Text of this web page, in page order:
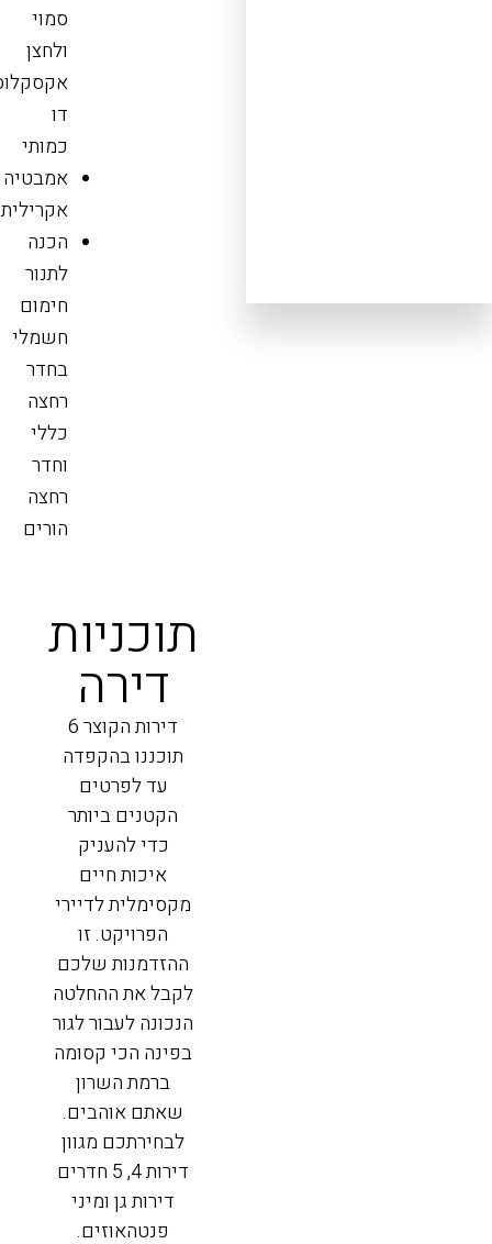
סמוי
ולחצן
דו
כמותי
אמבטיה
אקרילית
הכנה
לתנור
חימום
חשמלי
בחדר
רחצה
כללי
וחדר
רחצה
הורים
תוכניות
דירה
דירות הקוצר 6
תוכננו בהקפדה
עד לפרטים
הקטנים ביותר
כדי להעניק
איכות חיים
מקסימלית לדיירי
הפרויקט. זו
ההזדמנות שלכם
לקבל את ההחלטה
הנכונה לעבור לגור
בפינה הכי קסומה
ברמת השרון
שאתם אוהבים.
לבחירתכם מגוון
דירות 4, 5 חדרים
דירות גן ומיני
פנטהאוזים.